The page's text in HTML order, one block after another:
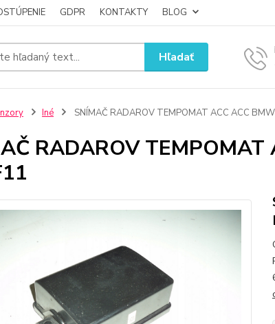
GDPR KONTAKTY BLOG
Hľadať
Iné SNÍMAČ RADAROV TEMPOMAT ACC ACC
RADAROV